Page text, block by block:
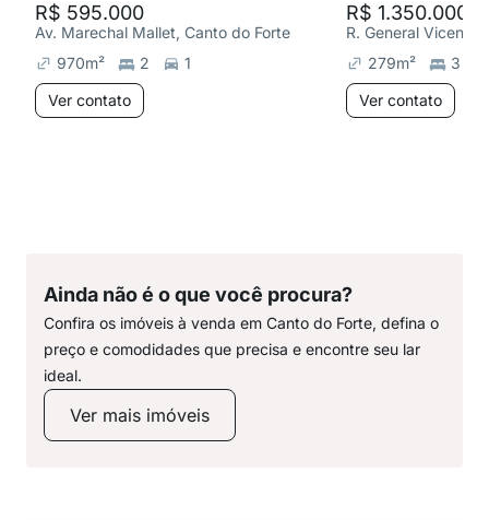
R$ 595.000
Av. Marechal Mallet, Canto do Forte
970m² 2
1
Ver contato
R$ 1.350.000
279m²
3
Ver contato
Ainda não é o que você procura?
Confira os imóveis à venda em Canto do Forte, defina o
preço e comodidades que precisa e encontre seu lar
ideal.
Ver mais imóveis